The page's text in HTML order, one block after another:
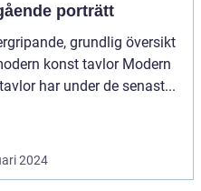
porträtt
grundlig översikt
konst tavlor Modern
har under de senast...
2024